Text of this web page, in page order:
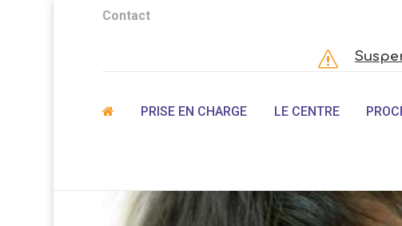
Contact
s
PRISE EN CHARGE LE CENTRE